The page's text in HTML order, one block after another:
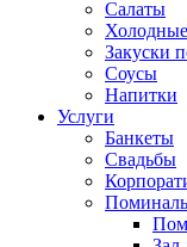
Салаты
Закуски
Соусы
Напитки
Услуги
Банкеты
Свадьбы